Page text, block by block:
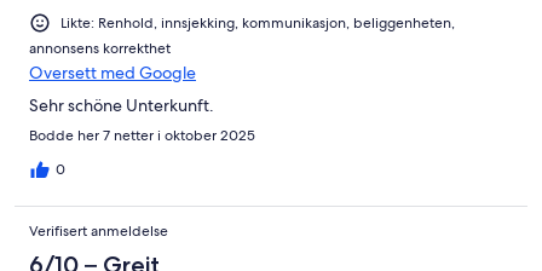
Likte: Renhold, innsjekking, kommunikasjon, beliggenheten,
annonsens korrekthet
Oversett med Google
Sehr schöne Unterkunft.
Bodde her 7 netter i oktober 2025
0
Verifisert anmeldelse
6/10 – Greit